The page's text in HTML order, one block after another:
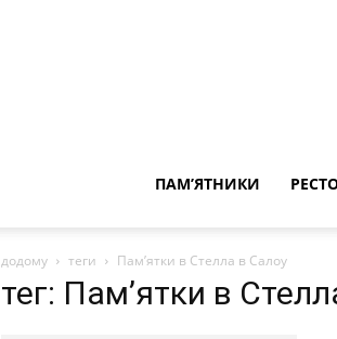
ПАМ’ЯТНИКИ
додому теги Пам’ятки в Стелла в Салоу
тег: Пам’ятки в